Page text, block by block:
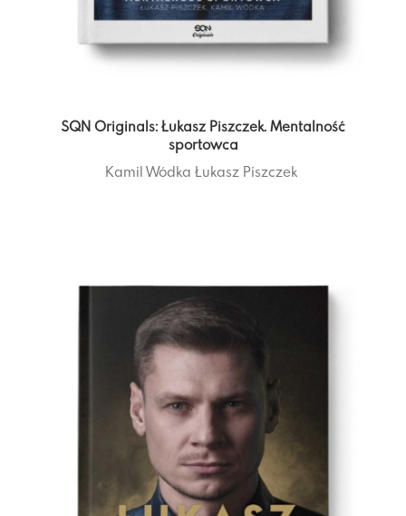
SQN Originals: Łukasz Piszczek. Mentalność
sportowca
Kamil Wódka Łukasz Piszczek